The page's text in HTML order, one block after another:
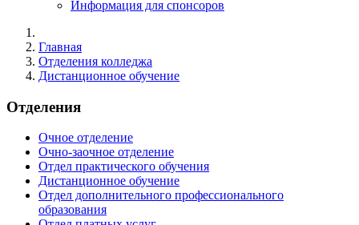
Информация для спонсоров
Главная
Отделения колледжа
Дистанционное обучение
Отделения
Очное отделение
Очно-заочное отделение
Отдел практического обучения
Дистанционное обучение
Отдел дополнительного профессионального
образования